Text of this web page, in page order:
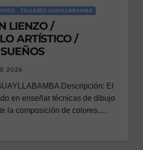
TALLERES GUAYLLABAMBA
LIENZO /
ARTÍSTICO /
2026
Descripción: El
en enseñar técnicas de dibujo
la composición de colores,…